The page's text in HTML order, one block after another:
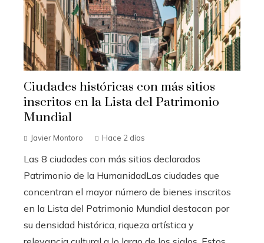
Ciudades históricas con más sitios
inscritos en la Lista del Patrimonio
Mundial
Javier Montoro Hace 2 días
Las 8 ciudades con más sitios declarados
Patrimonio de la HumanidadLas ciudades que
concentran el mayor número de bienes inscritos
en la Lista del Patrimonio Mundial destacan por
su densidad histórica, riqueza artística y